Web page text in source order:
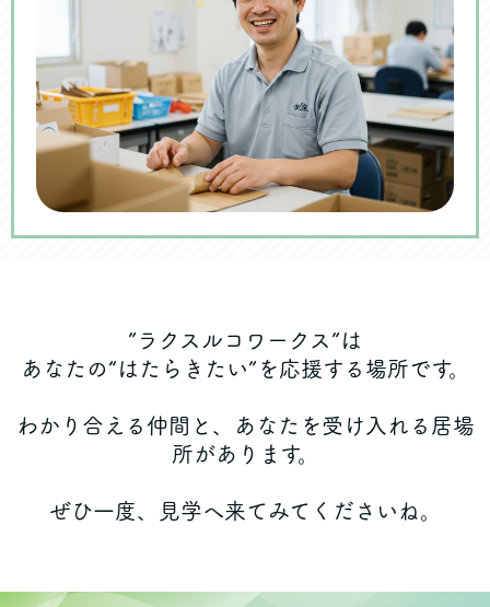
”ラクスルコワークス”は
あなたの“はたらきたい”を応援する場所です。
わかり合える仲間と、あなたを受け入れる居場
所があります。
ぜひ一度、見学へ来てみてくださいね。